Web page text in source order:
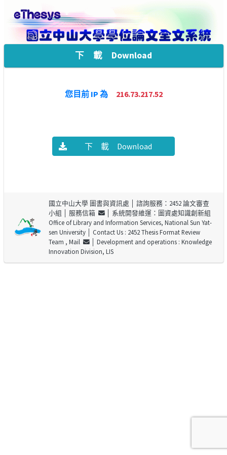
下 載 Download
您目前 IP 為 216.73.217.52
下 載 Download
國立中山大學 圖書與資訊處 │ 諮詢服務：2452 論文審查
小組 │ 服務信箱
│ 系統開發維運：圖資處知識創新組
Office of Library and Information Services, National Sun Yat-
sen University│ Contact Us : 2452 Thesis Format Review
Team , Mail
│ Development and operations : Knowledge
Innovation Division, LIS